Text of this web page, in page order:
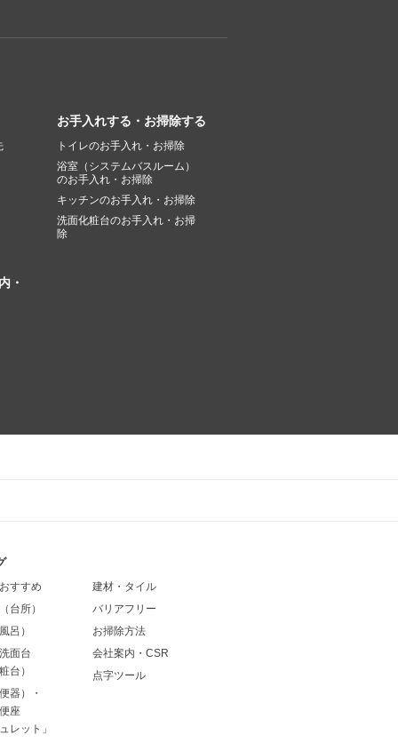
お手入れする・お掃除する
トイレのお手入れ・お掃除
浴室（システムバスルーム）
のお手入れ・お掃除
キッチンのお手入れ・お掃除
洗面化粧台のお手入れ・お掃
除
・
すすめ
台所）
呂）
面台
台）
器）・
座
レット」
建材・タイル
バリアフリー
お掃除方法
会社案内・CSR
点字ツール